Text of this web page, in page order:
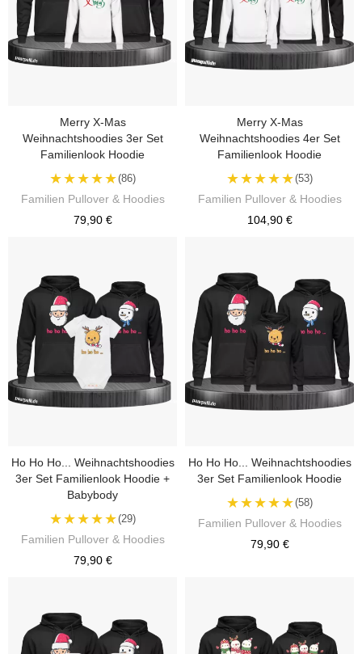
Merry X-Mas
Weihnachtshoodies 3er Set
Familienlook Hoodie
★★★★★(86)
Familien Pullover & Hoodies
79,90 €
Merry X-Mas
Weihnachtshoodies 4er Set
Familienlook Hoodie
★★★★★(53)
Familien Pullover & Hoodies
104,90 €
Ho Ho Ho... Weihnachtshoodies
3er Set Familienlook Hoodie +
Babybody
★★★★★(29)
Familien Pullover & Hoodies
79,90 €
Ho Ho Ho... Weihnachtshoodies
3er Set Familienlook Hoodie
★★★★★(58)
Familien Pullover & Hoodies
79,90 €